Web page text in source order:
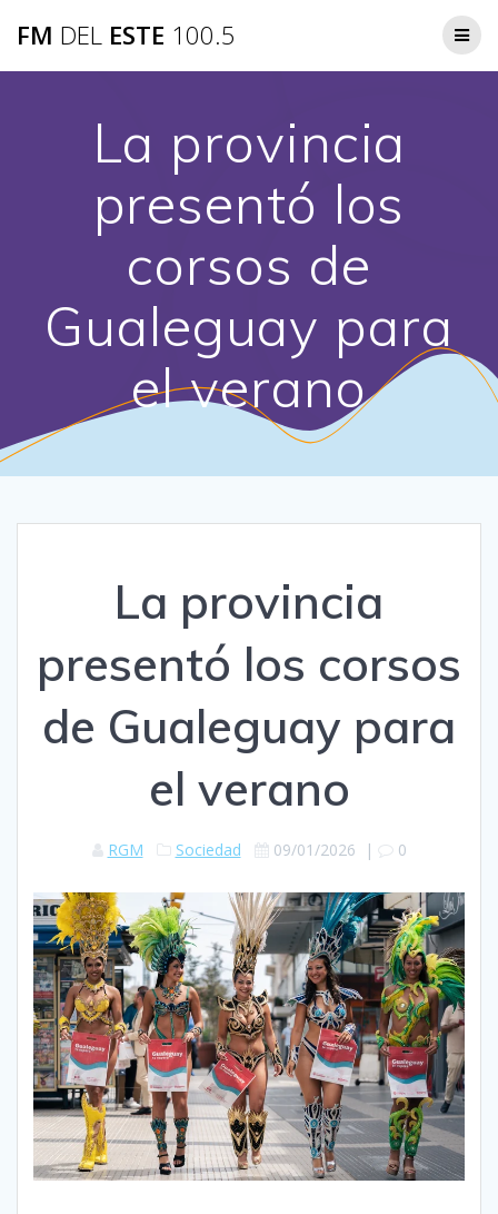
FM DEL ESTE 100.5
La provincia
presentó los
corsos de
Gualeguay para
el verano
La provincia
presentó los corsos
de Gualeguay para
el verano
RGM Sociedad 09/01/2026 | 0